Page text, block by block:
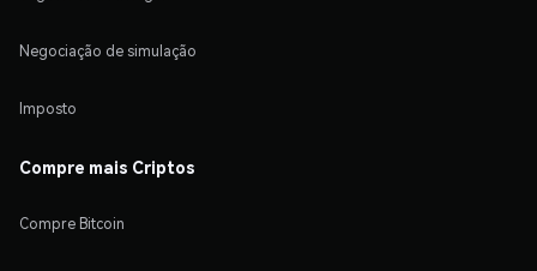
Negociação de simulação
Imposto
Compre mais Criptos
Compre Bitcoin